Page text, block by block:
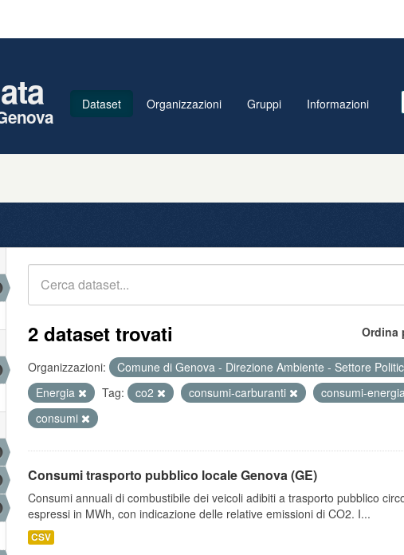
Dataset Organizzazioni Gruppi Informazioni
Ordina
2 dataset trovati
Organizzazioni: Comune di Genova - Direzione Ambiente - Settore
Energia
Tag: co2 consumi-carburanti
consumi-
consumi
Consumi trasporto pubblico locale Genova (GE)
Consumi annuali di combustibile dei veicoli adibiti a trasporto pubblico
espressi in MWh, con indicazione delle relative emissioni di CO2. I...
CSV